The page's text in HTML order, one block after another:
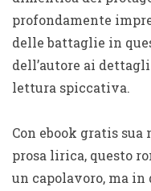
profondamente
delle battaglie in
dell’autore ai
lettura spiccativa.
Con ebook gratis
prosa lirica, questo
un capolavoro, ma in